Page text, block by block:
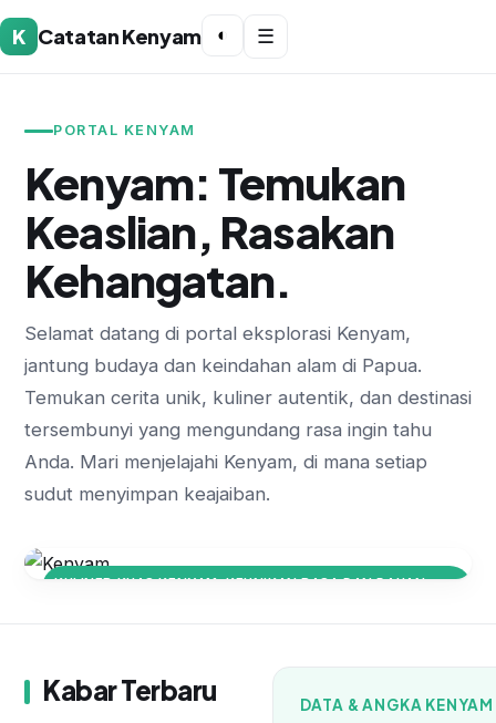
K Catatan Kenyam ◐ ☰
PORTAL KENYAM
Kenyam: Temukan
Keaslian, Rasakan
Kehangatan.
Selamat datang di portal eksplorasi Kenyam,
jantung budaya dan keindahan alam di Papua.
Temukan cerita unik, kuliner autentik, dan destinasi
tersembunyi yang mengundang rasa ingin tahu
Anda. Mari menjelajahi Kenyam, di mana setiap
sudut menyimpan keajaiban.
KULINER KHAS KENYAM: KEUNIKAN RASA DAN BAHAN
Kabar Terbaru DATA & ANGKA KENYAM